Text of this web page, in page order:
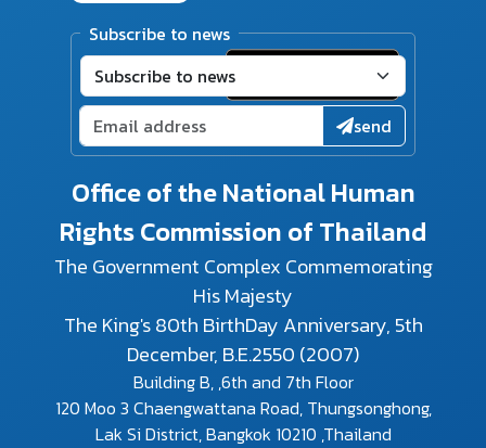
Office of the National Human
Rights Commission of Thailand
The Government Complex Commemorating
His Majesty
The King's 80th BirthDay Anniversary, 5th
December, B.E.2550 (2007)
Building B, ,6th and 7th Floor
120 Moo 3 Chaengwattana Road, Thungsonghong,
Lak Si District, Bangkok 10210 ,Thailand
Subscribe to news
send